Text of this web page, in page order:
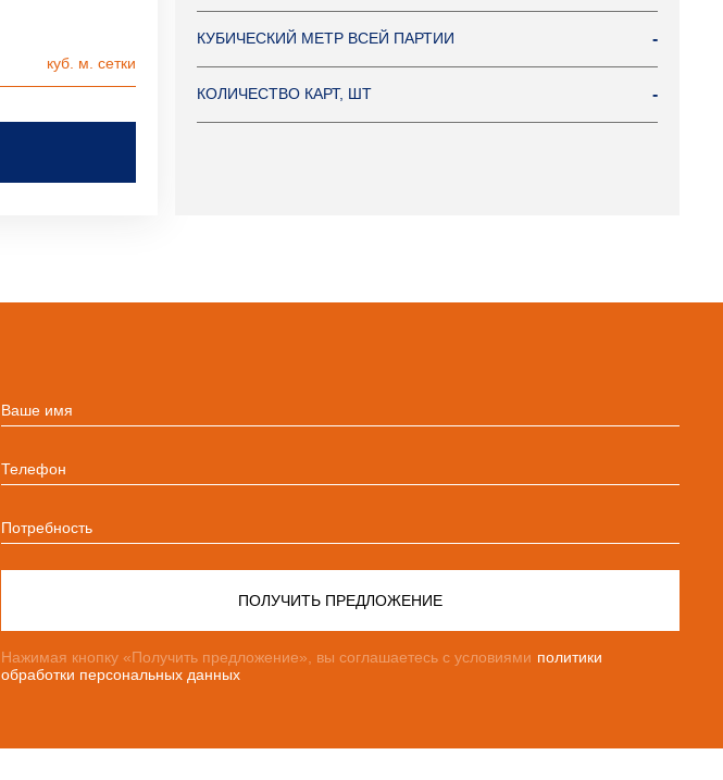
КУБИЧЕСКИЙ МЕТР ВСЕЙ ПАРТИИ -
КОЛИЧЕСТВО КАРТ, ШТ -
Ваше имя
Телефон
Потребность
ПОЛУЧИТЬ ПРЕДЛОЖЕНИЕ
Нажимая кнопку «Получить предложение», вы соглашаетесь с условиями политики
обработки персональных данных